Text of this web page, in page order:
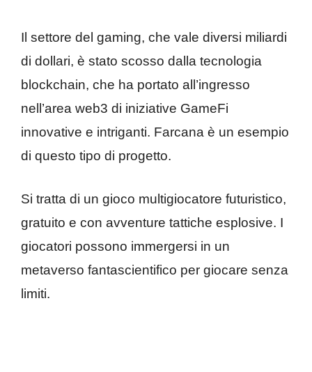
Il settore del gaming, che vale diversi miliardi
di dollari, è stato scosso dalla tecnologia
blockchain, che ha portato all’ingresso
nell’area web3 di iniziative GameFi
innovative e intriganti. Farcana è un esempio
di questo tipo di progetto.
Si tratta di un gioco multigiocatore futuristico,
gratuito e con avventure tattiche esplosive. I
giocatori possono immergersi in un
metaverso fantascientifico per giocare senza
limiti.